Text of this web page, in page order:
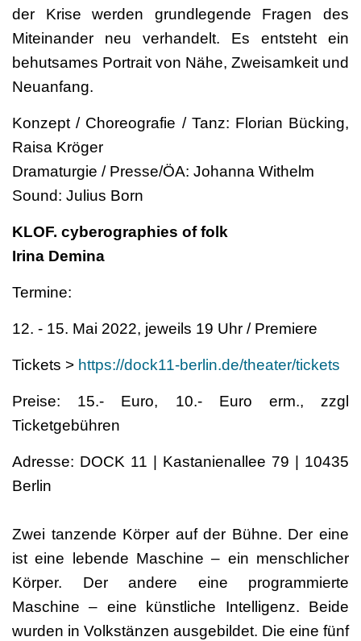
der Krise werden grundlegende Fragen des
Miteinander neu verhandelt. Es entsteht ein
behutsames Portrait von Nähe, Zweisamkeit und
Neuanfang.
Konzept / Choreografie / Tanz: Florian Bücking,
Raisa Kröger
Dramaturgie / Presse/ÖA: Johanna Withelm
Sound: Julius Born
KLOF. cyberographies of folk
Irina Demina
Termine:
12. - 15. Mai 2022, jeweils 19 Uhr / Premiere
Tickets > https://dock11-berlin.de/theater/tickets
Preise: 15.- Euro, 10.- Euro erm., zzgl
Ticketgebühren
Adresse: DOCK 11 | Kastanienallee 79 | 10435
Berlin
Zwei tanzende Körper auf der Bühne. Der eine
ist eine lebende Maschine – ein menschlicher
Körper. Der andere eine programmierte
Maschine – eine künstliche Intelligenz. Beide
wurden in Volkstänzen ausgebildet. Die eine fünf